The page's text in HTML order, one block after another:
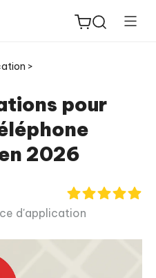
>
pour
2026
d'application